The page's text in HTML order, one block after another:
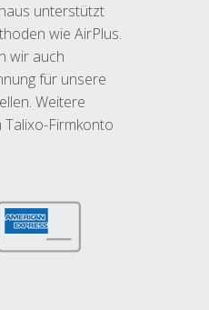
unterstützt
wie AirPlus.
wir auch
für unsere
Weitere
Firmkonto